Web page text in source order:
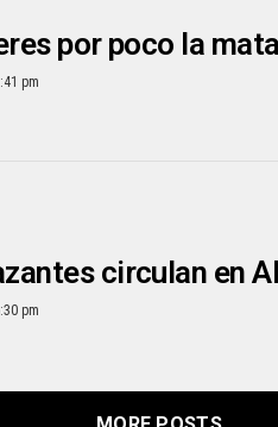
por poco la
pm
circulan en
pm